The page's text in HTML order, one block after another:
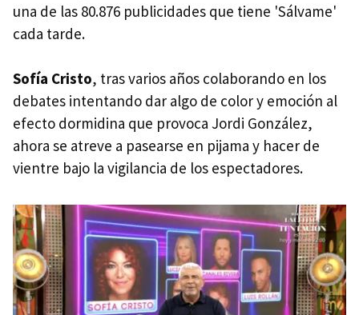
una de las 80.876 publicidades que tiene 'Sálvame'
cada tarde.
Sofía Cristo, tras varios años colaborando en los
debates intentando dar algo de color y emoción al
efecto dormidina que provoca Jordi González,
ahora se atreve a pasearse en pijama y hacer de
vientre bajo la vigilancia de los espectadores.